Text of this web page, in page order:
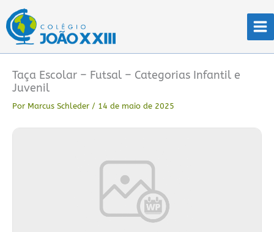
para
conteúdo
Taça Escolar – Futsal – Categorias Infantil e
Juvenil
Por Marcus Schleder / 14 de maio de 2025